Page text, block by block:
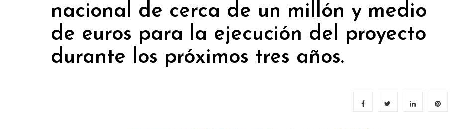
nacional de cerca de un millón y medio
de euros para la ejecución del proyecto
durante los próximos tres años.